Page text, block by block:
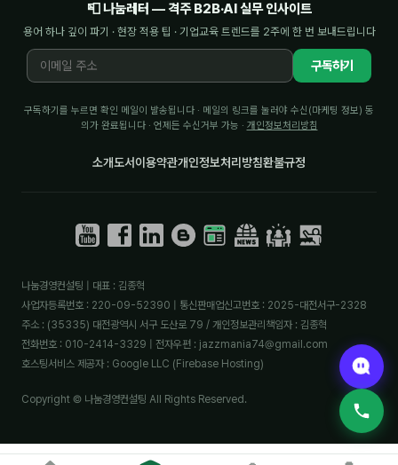
📮 나눔레터 — 격주 B2B·AI 실무 인사이트
용어 하나 깊이 파기 · 현장 적용 팁 · 기업교육 트렌드를 2주에 한 번 보내드립니다
구독하기
구독하기를 누르면 확인 메일이 발송됩니다 · 메일의 링크를 눌러야 수신(마케팅 정보) 동
의가 완료됩니다 · 언제든 수신거부 가능 · 개인정보처리방침
소개도서이용약관개인정보처리방침환불규정
나눔경영컨설팅 | 대표 : 김종혁
사업자등록번호 : 220-09-52390 | 통신판매업신고번호 : 2025-대전서구-2328
주소 : (35335) 대전광역시 서구 도산로 79 / 개인정보관리책임자 : 김종혁
전화번호 : 010-2414-3329 | 전자우편 : jazzmania74@gmail.com
호스팅서비스 제공자 : Google LLC (Firebase Hosting)
Copyright © 나눔경영컨설팅 All Rights Reserved.